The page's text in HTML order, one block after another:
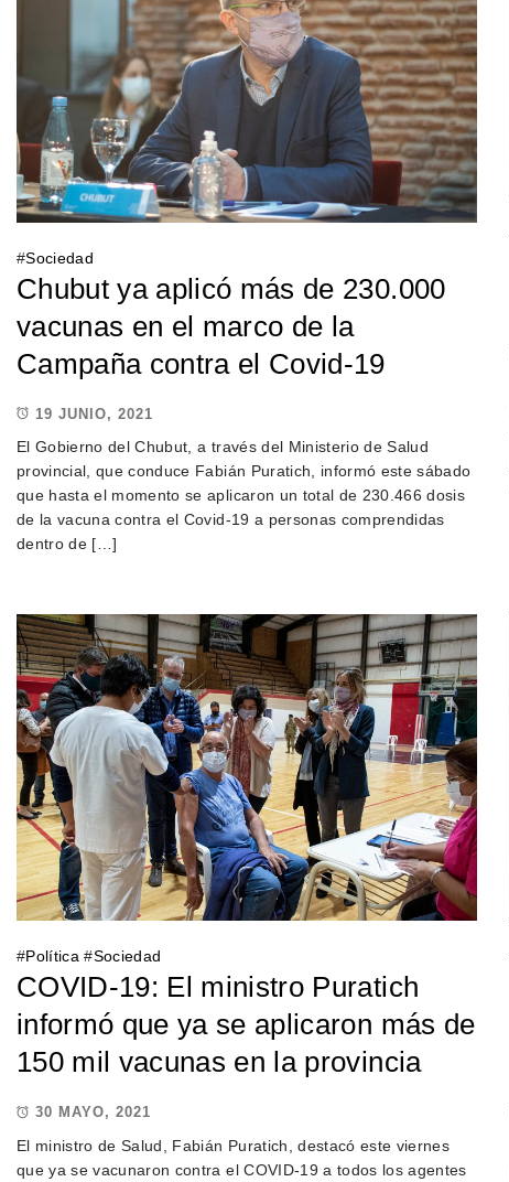
#Sociedad
Chubut ya aplicó más de 230.000
vacunas en el marco de la
Campaña contra el Covid-19
19 JUNIO, 2021
El Gobierno del Chubut, a través del Ministerio de Salud
provincial, que conduce Fabián Puratich, informó este sábado
que hasta el momento se aplicaron un total de 230.466 dosis
de la vacuna contra el Covid-19 a personas comprendidas
dentro de […]
#Política #Sociedad
COVID-19: El ministro Puratich
informó que ya se aplicaron más de
150 mil vacunas en la provincia
30 MAYO, 2021
El ministro de Salud, Fabián Puratich, destacó este viernes
que ya se vacunaron contra el COVID-19 a todos los agentes